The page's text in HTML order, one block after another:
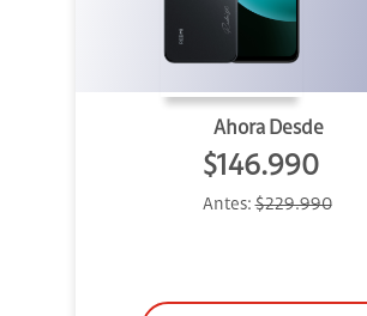
Ahora Desde
$146.990
Antes:$229.990